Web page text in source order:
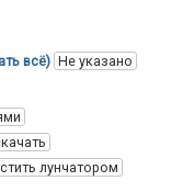
всё) Не указано
лунчатором